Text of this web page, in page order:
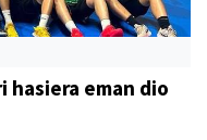
hasiera eman dio